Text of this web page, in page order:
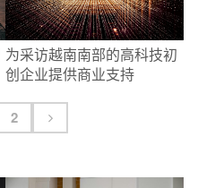
为采访越南南部的高科技初
创企业提供商业支持
2